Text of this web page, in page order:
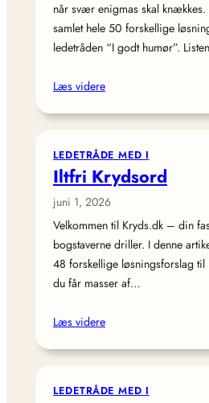
når svær enigmas skal knækkes.
samlet hele 50 forskellige
ledetråden “I godt humør”.
Læs videre
LEDETRÅDE MED I
Iltfri Krydsord
juni 1, 2026
Velkommen til Kryds.dk – din
bogstaverne driller. I denne
48 forskellige løsningsforslag til
du får masser af…
Læs videre
LEDETRÅDE MED I